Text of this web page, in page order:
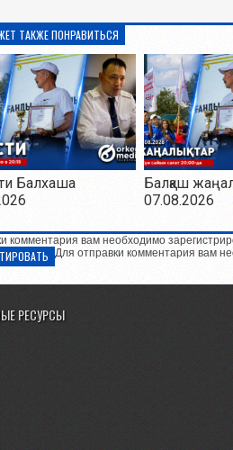
ТАКЖЕ ПОНРАВИТЬСЯ
Балхаша
Балқаш
07.08.2026
комментария вам необходимо
Для отправки комментария вам
РЕСУРСЫ